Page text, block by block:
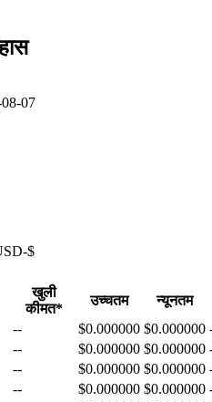
07
$
खुली
कीमत*
उच्चतम
न्यूनतम
-- $0.000000 $0.000000
-- $0.000000 $0.000000
-- $0.000000 $0.000000
-- $0.000000 $0.000000